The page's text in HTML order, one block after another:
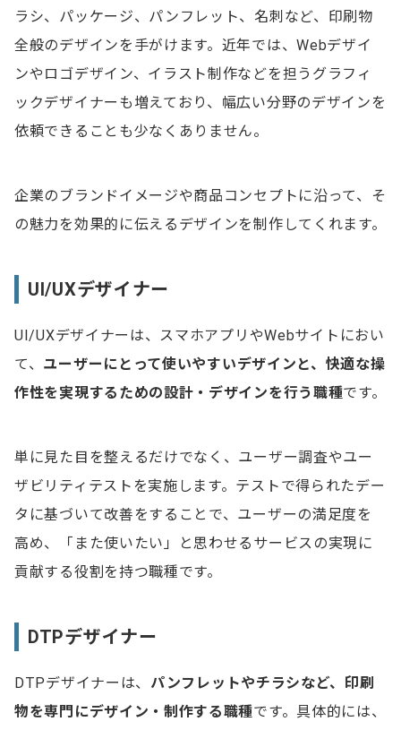
ラシ、パッケージ、パンフレット、名刺など、印刷物
全般のデザインを手がけます。近年では、Webデザイ
ンやロゴデザイン、イラスト制作などを担うグラフィ
ックデザイナーも増えており、幅広い分野のデザインを
依頼できることも少なくありません。
企業のブランドイメージや商品コンセプトに沿って、そ
の魅力を効果的に伝えるデザインを制作してくれます。
UI/UXデザイナー
UI/UXデザイナーは、スマホアプリやWebサイトにおい
て、 ユーザーにとって使いやすいデザインと、快適な操
作性を実現するための設計・デザインを行う職種です。
単に見た目を整えるだけでなく、ユーザー調査やユー
ザビリティテストを実施します。テストで得られたデー
タに基づいて改善をすることで、ユーザーの満足度を
高め、「また使いたい」と思わせるサービスの実現に
貢献する役割を持つ職種です。
DTPデザイナー
DTPデザイナーは、 パンフレットやチラシなど、印刷
物を専門にデザイン・制作する職種です。具体的には、